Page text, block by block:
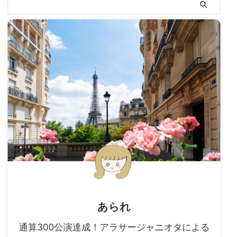
あられ
通算300公演達成！アラサージャニオタによる